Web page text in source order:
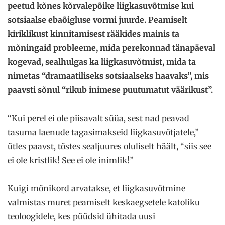
peetud kõnes kõrvalepõike liigkasuvõtmise kui
sotsiaalse ebaõigluse vormi juurde. Peamiselt
kiriklikust kinnitamisest rääkides mainis ta
mõningaid probleeme, mida perekonnad tänapäeval
kogevad, sealhulgas ka liigkasuvõtmist, mida ta
nimetas “dramaatiliseks sotsiaalseks haavaks”, mis
paavsti sõnul “rikub inimese puutumatut väärikust”.
“Kui perel ei ole piisavalt süüa, sest nad peavad
tasuma laenude tagasimakseid liigkasuvõtjatele,”
ütles paavst, tõstes sealjuures oluliselt häält, “siis see
ei ole kristlik! See ei ole inimlik!”
Kuigi mõnikord arvatakse, et liigkasuvõtmine
valmistas muret peamiselt keskaegsetele katoliku
teoloogidele, kes püüdsid ühitada uusi